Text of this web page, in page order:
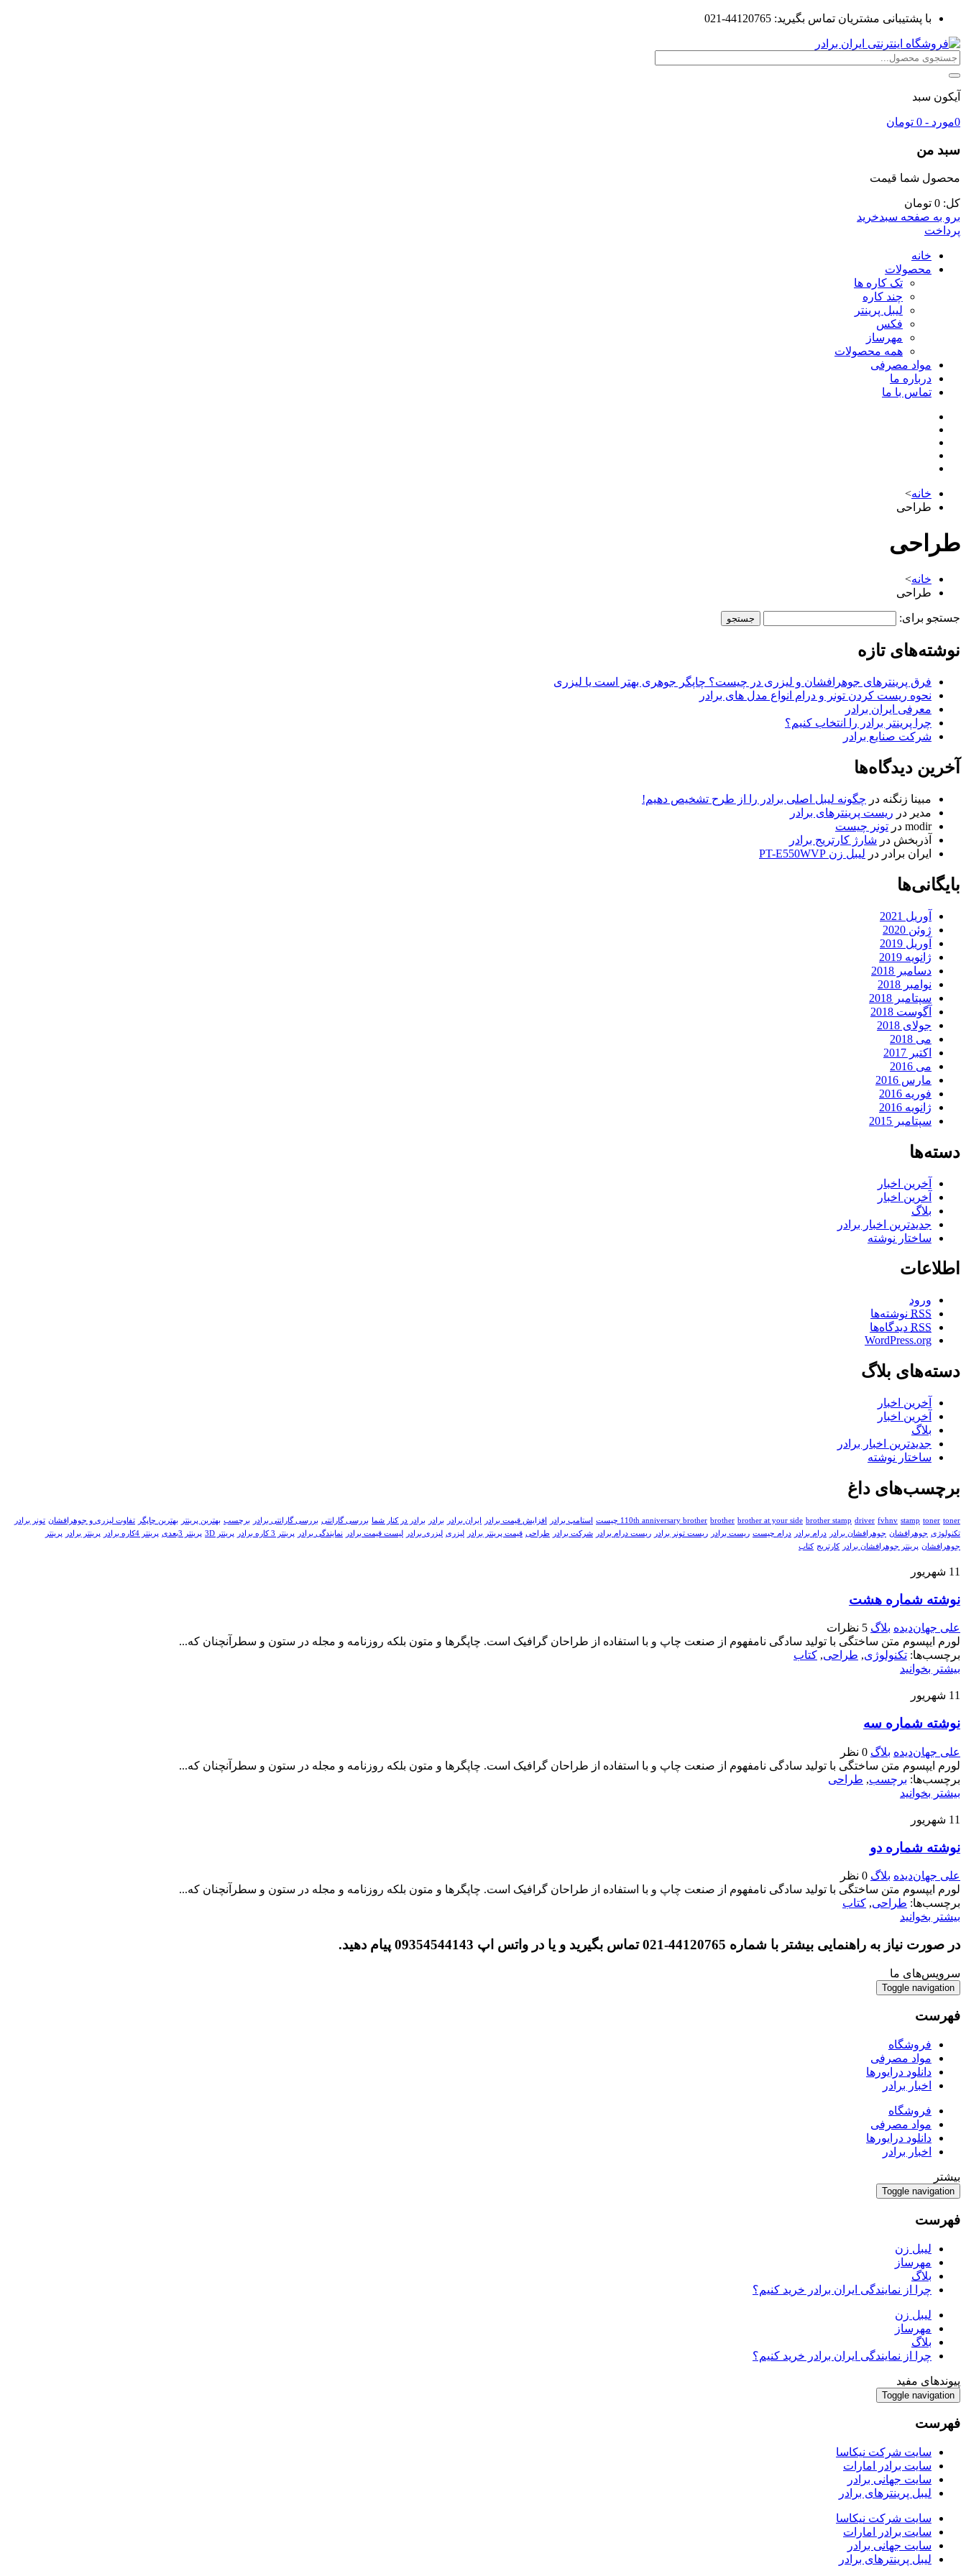
با پشتیبانی مشتریان تماس بگیرید: 44120765-021
آیکون سبد
0مورد - 0 تومان
سبد من
محصول شما قیمت
کل: 0 تومان
برو به صفحه سبدخرید
پرداخت
خانه
محصولات
تک کاره ها
چند کاره
لیبل پرینتر
فکس
مهرساز
همه محصولات
مواد مصرفی
درباره ما
تماس با ما
خانه>
طراحی
طراحی
خانه>
طراحی
جستجو برای:
نوشته‌های تازه
فرق پرینترهای جوهرافشان و لیزری در چیست؟ چاپگر جوهری بهتر است یا لیزری
نحوه ریست کردن تونر و درام انواع مدل های برادر
معرفی ایران برادر
چرا پرینتر برادر را انتخاب کنیم؟
شرکت صنایع برادر
آخرین دیدگاه‌ها
مبینا زنگنه در چگونه لیبل اصلی برادر را از طرح تشخیص دهیم!
مدیر در ریست پرینترهای برادر
modir در تونر چیست
آذربخش در شارژ کارتریج برادر
ایران برادر در لیبل زن PT-E550WVP
بایگانی‌ها
آوریل 2021
ژوئن 2020
آوریل 2019
ژانویه 2019
دسامبر 2018
نوامبر 2018
سپتامبر 2018
آگوست 2018
جولای 2018
می 2018
اکتبر 2017
می 2016
مارس 2016
فوریه 2016
ژانویه 2016
سپتامبر 2015
دسته‌ها
آخرین اخبار
آخرین اخبار
بلاگ
جدیدترین اخبار برادر
ساختار نوشته
اطلاعات
ورود
RSS نوشته‌ها
RSS دیدگاه‌ها
WordPress.org
دسته‌های بلاگ
آخرین اخبار
آخرین اخبار
بلاگ
جدیدترین اخبار برادر
ساختار نوشته
برچسب‌های داغ
110th anniversary brother brother brother at your side brother stamp driver fvhnv stamp toner toner چیست استامپ برادر افزایش قیمت برادر ایران برادر برادر برادر در کنار شما بررسی گارانتی بررسی گارانتی برادر برچسب بهترین پرینتر بهترین چاپگر تفاوت لیزری و جوهرافشان تونر برادر
تکنولوژی جوهرافشان جوهرافشان برادر درام برادر درام چیست ریست برادر ریست تونر برادر ریست درام برادر شرکت برادر طراحی قیمت پرینتر برادر لیزری لیزری برادر لیست قیمت برادر نمایندگی برادر پرینتر 3 کاره برادر پرینتر 3D پرینتر 3بعدی پرینتر 4کاره برادر پرینتر برادر
پرینتر
جوهرافشان پرینتر جوهرافشان برادر کارتریج کتاب
11 شهریور
نوشته شماره هشت
علی جهان‌دیده بلاگ 5 نظرات
لورم ایپسوم متن ساختگی با تولید سادگی نامفهوم از صنعت چاپ و با استفاده از طراحان گرافیک است. چاپگرها و متون بلکه روزنامه و مجله در ستون و سطرآنچنان که...
برچسب‌ها: تکنولوژی, طراحی, کتاب
بیشتر بخوانید
11 شهریور
نوشته شماره سه
علی جهان‌دیده بلاگ 0 نظر
لورم ایپسوم متن ساختگی با تولید سادگی نامفهوم از صنعت چاپ و با استفاده از طراحان گرافیک است. چاپگرها و متون بلکه روزنامه و مجله در ستون و سطرآنچنان که...
برچسب‌ها: برچسب, طراحی
بیشتر بخوانید
11 شهریور
نوشته شماره دو
علی جهان‌دیده بلاگ 0 نظر
لورم ایپسوم متن ساختگی با تولید سادگی نامفهوم از صنعت چاپ و با استفاده از طراحان گرافیک است. چاپگرها و متون بلکه روزنامه و مجله در ستون و سطرآنچنان که...
برچسب‌ها: طراحی, کتاب
بیشتر بخوانید
در صورت نیاز به راهنمایی بیشتر با شماره 44120765-021 تماس بگیرید و یا در واتس اپ 09354544143 پیام دهید.
سرویس‌های ما
Toggle navigation
فهرست
فروشگاه
مواد مصرفی
دانلود درایورها
اخبار برادر
فروشگاه
مواد مصرفی
دانلود درایورها
اخبار برادر
بیشتر
Toggle navigation
فهرست
لیبل زن
مهرساز
بلاگ
چرا از نمایندگی ایران برادر خرید کنیم؟
لیبل زن
مهرساز
بلاگ
چرا از نمایندگی ایران برادر خرید کنیم؟
پیوندهای مفید
Toggle navigation
فهرست
سایت شرکت نیکاسا
سایت برادر امارات
سایت جهانی برادر
لیبل پرینترهای برادر
سایت شرکت نیکاسا
سایت برادر امارات
سایت جهانی برادر
لیبل پرینترهای برادر